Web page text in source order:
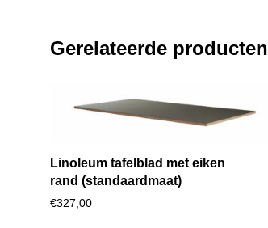
Gerelateerde producten
Linoleum tafelblad met eiken
rand (standaardmaat)
€327,00